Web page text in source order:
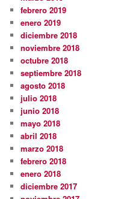
febrero 2019
enero 2019
diciembre 2018
noviembre 2018
octubre 2018
septiembre 2018
agosto 2018
julio 2018
junio 2018
mayo 2018
abril 2018
marzo 2018
febrero 2018
enero 2018
diciembre 2017